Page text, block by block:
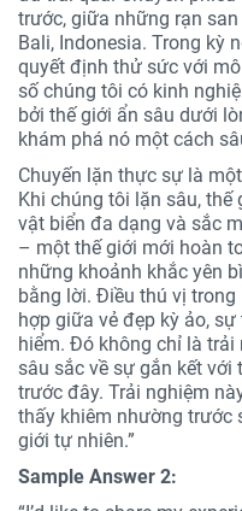
trước, giữa những rạn
Bali, Indonesia. Trong kỳ
quyết định thử sức với
số chúng tôi có kinh
bởi thế giới ẩn sâu dưới
khám phá nó một cách
Chuyến lặn thực sự là
Khi chúng tôi lặn sâu,
vật biển đa dạng và sắc
– một thế giới mới hoàn
những khoảnh khắc yên
bằng lời. Điều thú vị
hợp giữa vẻ đẹp kỳ ảo,
hiểm. Đó không chỉ là trải
sâu sắc về sự gắn kết
trước đây. Trải nghiệm
thấy khiêm nhường trước
giới tự nhiên.”
Sample Answer 2: